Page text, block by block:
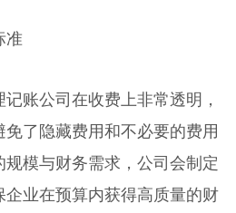
准
账公司在收费上非常透明，
了隐藏费用和不必要的费用
模与财务需求，公司会制定
业在预算内获得高质量的财